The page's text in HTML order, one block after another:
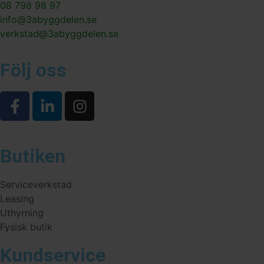
08 798 98 97
info@3abyggdelen.se
verkstad@3abyggdelen.se
Följ oss
Butiken
Serviceverkstad
Leasing
Uthyrning
Fysisk butik
Kundservice